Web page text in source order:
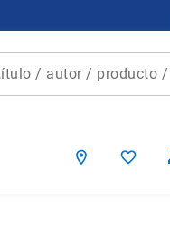
autor / producto / ISBN